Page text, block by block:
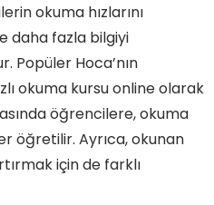
okuma hızlarını
daha fazla bilgiyi
Popüler Hoca’nın
okuma kursu online olarak
öğrencilere, okuma
öğretilir. Ayrıca, okunan
için de farklı